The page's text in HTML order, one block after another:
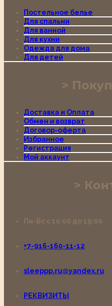
Постельное белье
Для спальни
Для ванной
Для кухни
Одежда для дома
Для детей
Доставка и Оплата
Обмен и возврат
Договор-оферта
Избранное
Регистрация
Мой аккаунт
Пн-Вс с 10:00 до 19:00
+7-916-160-11-12
sleeppp.ru@yandex.ru
РЕКВИЗИТЫ